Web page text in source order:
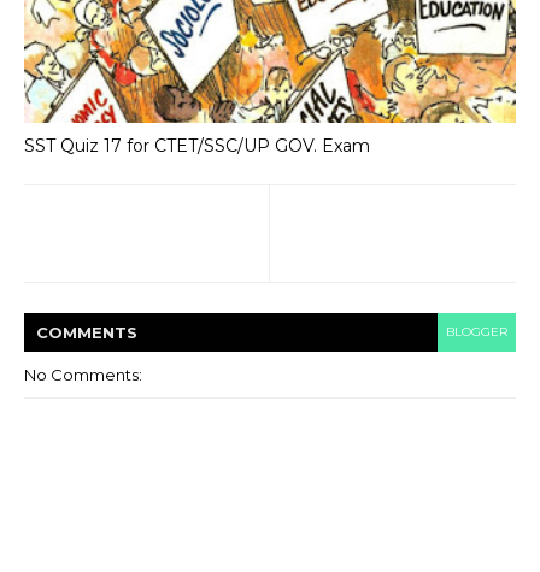
SST Quiz 17 for CTET/SSC/UP GOV. Exam
COMMENTS BLOGGER
No Comments: